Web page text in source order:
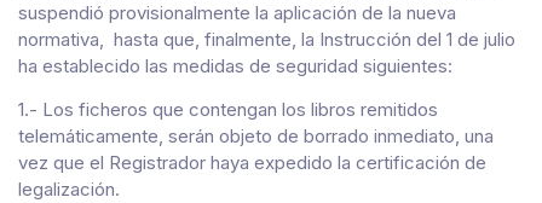
suspendió provisionalmente la aplicación de la nueva
normativa, hasta que, finalmente, la Instrucción del 1 de julio
ha establecido las medidas de seguridad siguientes:
1.- Los ficheros que contengan los libros remitidos
telemáticamente, serán objeto de borrado inmediato, una
vez que el Registrador haya expedido la certificación de
legalización.